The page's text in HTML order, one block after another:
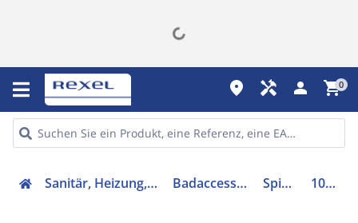
place handyman person shopping_cart0
Sanitär, Heizung, Klima Badaccessoires Spiegel 10468